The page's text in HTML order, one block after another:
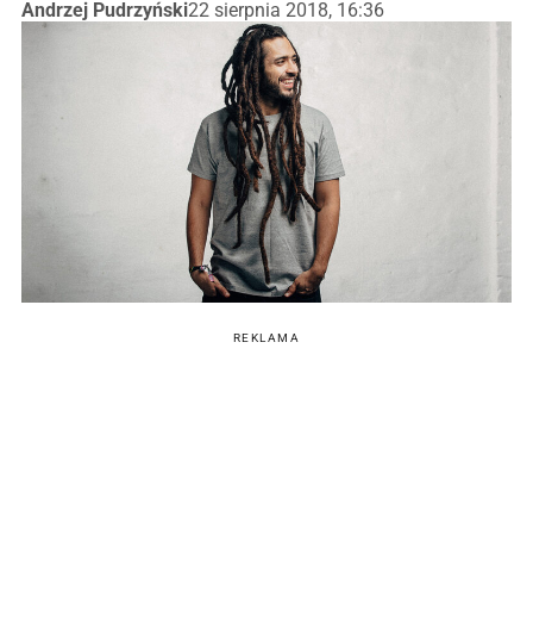
Andrzej Pudrzyński22 sierpnia 2018, 16:36
REKLAMA